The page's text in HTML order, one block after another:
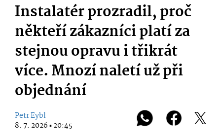
Instalatér prozradil, proč
někteří zákazníci platí za
stejnou opravu i třikrát
více. Mnozí naletí už při
objednání
Petr Eybl
8. 7. 2026 ▪ 20:45